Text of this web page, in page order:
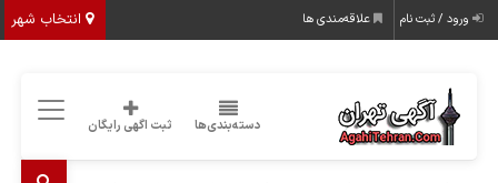
انتخاب شهر ورود / ثبت نام علاقه‌مندی ها
دسته‌بندی‌ها ثبت اگهی رایگان